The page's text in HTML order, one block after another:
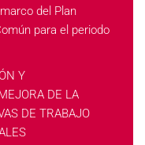
del Plan
para el periodo
Y
DE LA
DE TRABAJO